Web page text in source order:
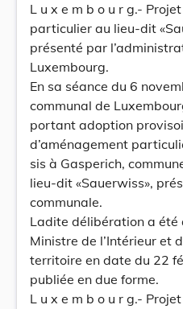
L u x e m b o u r g.-
particulier au lieu-dit
présenté par
Luxembourg.
En sa séance du 6
communal de
portant adoption
d’aménagement
sis à Gasperich,
lieu-dit «Sauerwiss»,
communale.
Ladite délibération a été
Ministre de l’Intérieur et
territoire en date du 22
publiée en due forme.
L u x e m b o u r g.-